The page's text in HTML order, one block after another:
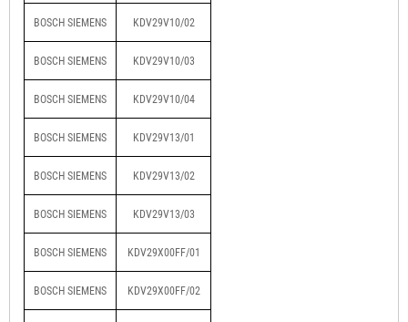
BOSCH SIEMENS KDV29V10/02
BOSCH SIEMENS KDV29V10/03
BOSCH SIEMENS KDV29V10/04
BOSCH SIEMENS KDV29V13/01
BOSCH SIEMENS KDV29V13/02
BOSCH SIEMENS KDV29V13/03
BOSCH SIEMENS KDV29X00FF/01
BOSCH SIEMENS KDV29X00FF/02